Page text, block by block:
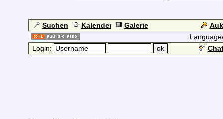
Suchen Kalender Galerie
Login: